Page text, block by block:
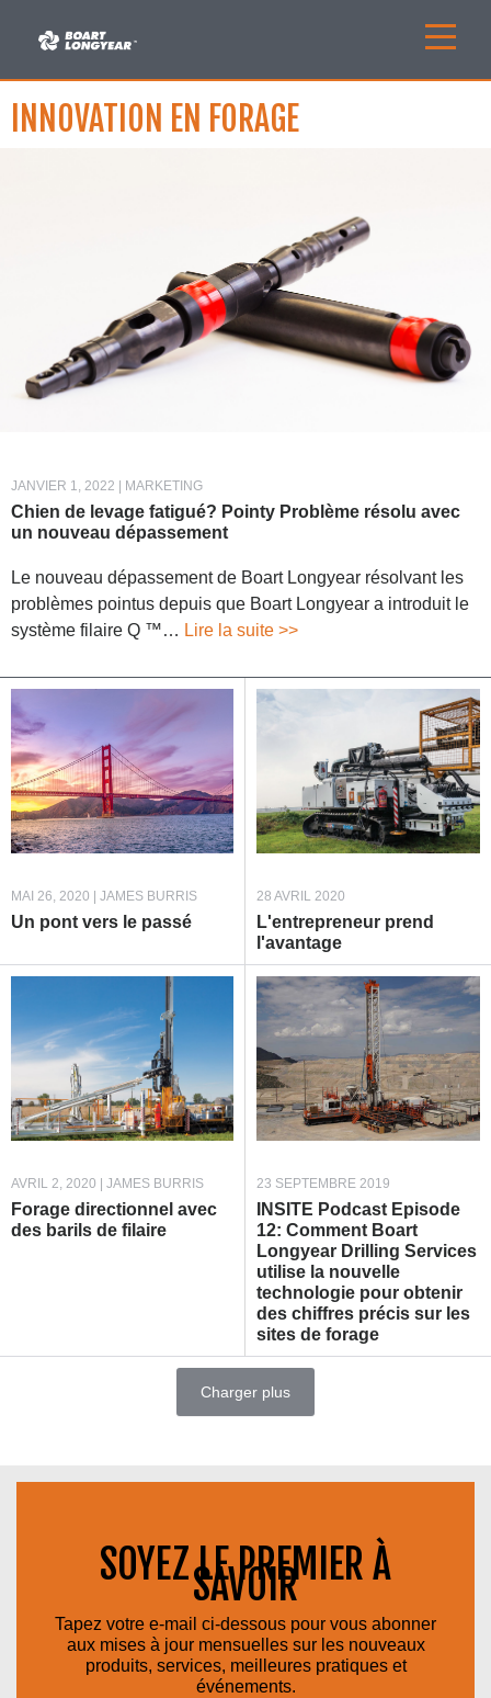
INNOVATION EN FORAGE
JANVIER 1, 2022 | MARKETING
Chien de levage fatigué? Pointy Problème résolu avec
un nouveau dépassement
Le nouveau dépassement de Boart Longyear résolvant les
problèmes pointus depuis que Boart Longyear a introduit le
système filaire Q ™… Lire la suite >>
MAI 26, 2020 | JAMES BURRIS
Un pont vers le passé
28 AVRIL 2020
L'entrepreneur prend
l'avantage
AVRIL 2, 2020 | JAMES BURRIS
Forage directionnel avec
des barils de filaire
23 SEPTEMBRE 2019
INSITE Podcast Episode
12: Comment Boart
Longyear Drilling Services
utilise la nouvelle
technologie pour obtenir
des chiffres précis sur les
sites de forage
Charger plus
SOYEZ LE PREMIER À
SAVOIR
Tapez votre e-mail ci-dessous pour vous abonner
aux mises à jour mensuelles sur les nouveaux
produits, services, meilleures pratiques et
événements.